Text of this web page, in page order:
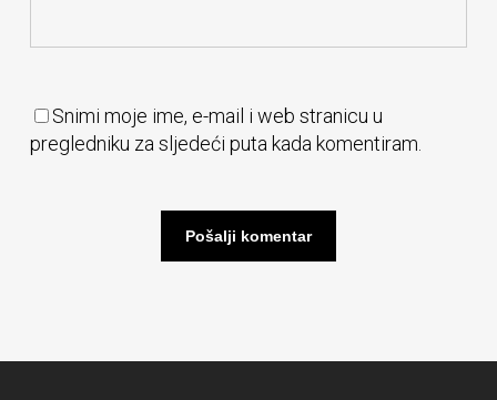
Snimi moje ime, e-mail i web stranicu u
pregledniku za sljedeći puta kada komentiram.